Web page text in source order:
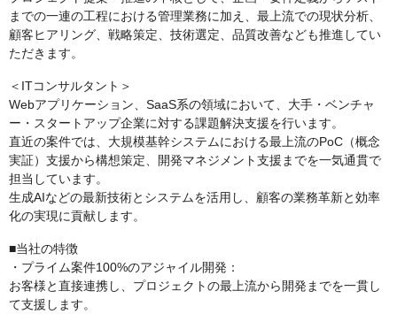
までの一連の工程における管理業務に加え、最上流での現状分析、
顧客ヒアリング、戦略策定、技術選定、品質改善なども推進してい
ただきます。
＜ITコンサルタント＞
Webアプリケーション、SaaS系の領域において、大手・ベンチャ
ー・スタートアップ企業に対する課題解決支援を行います。
直近の案件では、大規模基幹システムにおける最上流のPoC（概念
実証）支援から構想策定、開発マネジメント支援までを一気通貫で
担当しています。
生成AIなどの最新技術とシステムを活用し、顧客の業務革新と効率
化の実現に貢献します。
■当社の特徴
・プライム案件100%のアジャイル開発：
お客様と直接連携し、プロジェクトの最上流から開発までを一貫し
て支援します。